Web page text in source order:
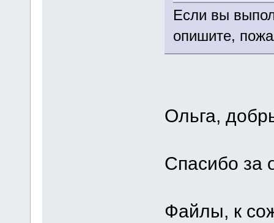
Если вы
опишите,
Ольга,
Спасибо за
Файлы, к